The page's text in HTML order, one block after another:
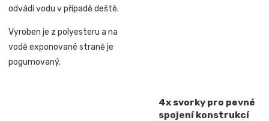
odvádí vodu v případě deště.
Vyroben je z polyesteru a na
vodě exponované straně je
pogumovaný.
4x svorky pro pevné
spojení konstrukcí